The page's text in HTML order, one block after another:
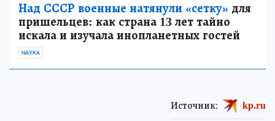
Над СССР военные натянули «сетку» для
пришельцев: как страна 13 лет тайно
искала и изучала инопланетных гостей
НАУКА
Источник: kp.ru